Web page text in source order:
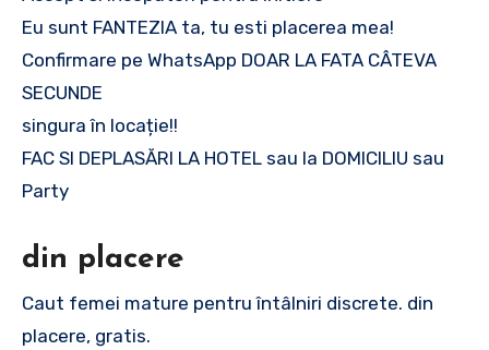
Eu sunt FANTEZIA ta, tu esti placerea mea!
Confirmare pe WhatsApp DOAR LA FATA CÂTEVA
SECUNDE
singura în locație!!
FAC SI DEPLASĂRI LA HOTEL sau la DOMICILIU sau
Party
din placere
Caut femei mature pentru întâlniri discrete. din
placere, gratis.